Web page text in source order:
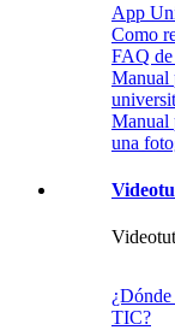
App
Como
FAQ de
Manual
Manual
una
TIC?